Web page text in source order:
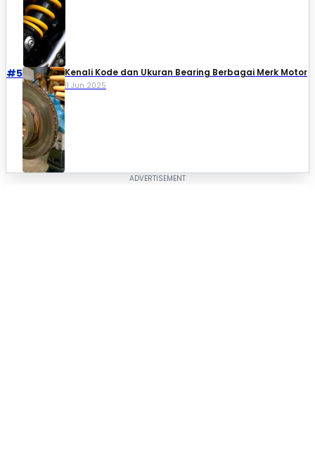
#5 Kenali Kode dan Ukuran Bearing Berbagai Merk Motor
11 Jun 2025